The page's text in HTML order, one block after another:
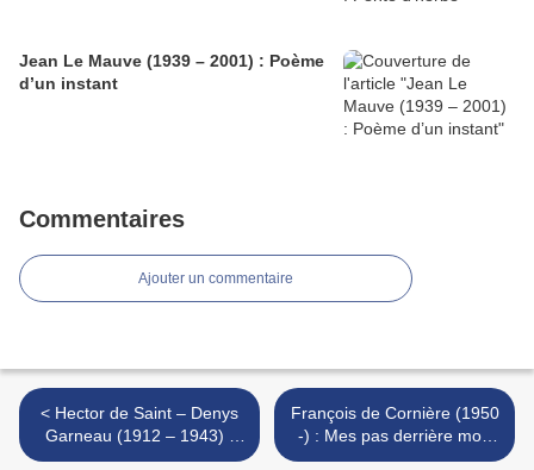
Jean Le Mauve (1939 – 2001) : Poème
d’un instant
Commentaires
Ajouter un commentaire
< Hector de Saint – Denys
Garneau (1912 – 1943) :
Les pins
François de Cornière (1950
-) : Mes pas derrière mon
cœur >